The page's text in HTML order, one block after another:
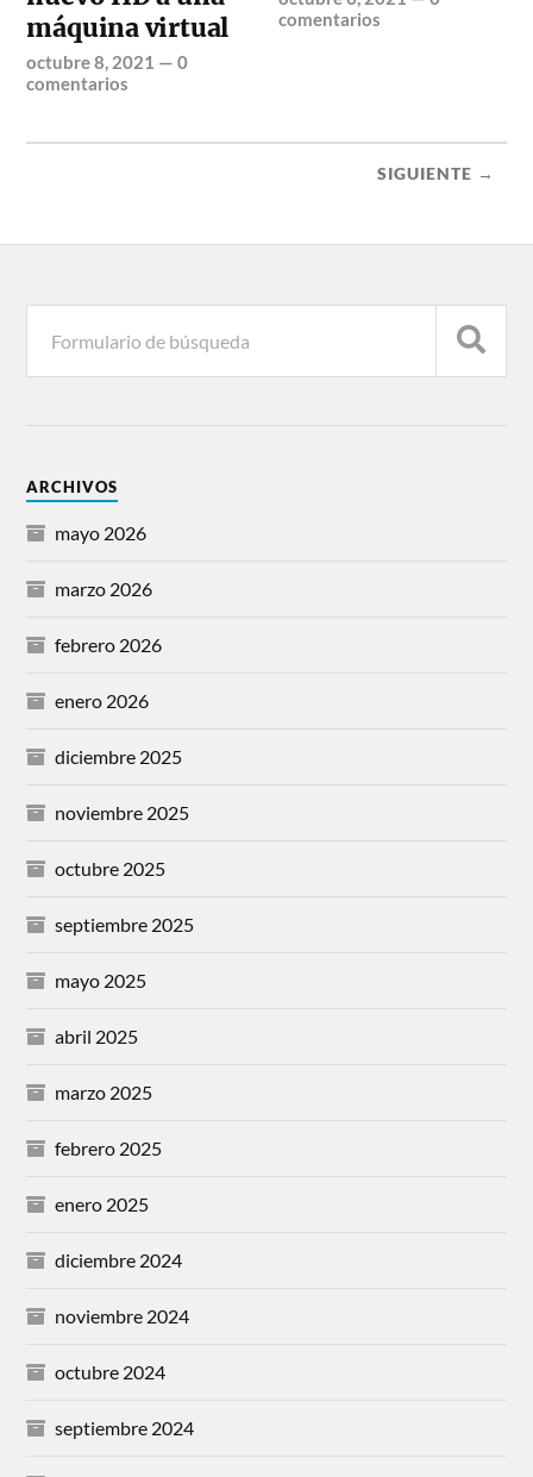
máquina virtual
octubre 8, 2021 —0
comentarios
comentarios
SIGUIENTE →
ARCHIVOS
mayo 2026
marzo 2026
febrero 2026
enero 2026
diciembre 2025
noviembre 2025
octubre 2025
septiembre 2025
mayo 2025
abril 2025
marzo 2025
febrero 2025
enero 2025
diciembre 2024
noviembre 2024
octubre 2024
septiembre 2024